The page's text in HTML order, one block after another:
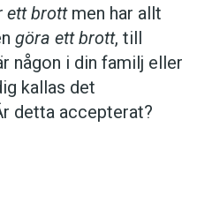
ett brottmen har allt
göra ett brott, till
någon i din familj eller
kallas det
detta accepterat?